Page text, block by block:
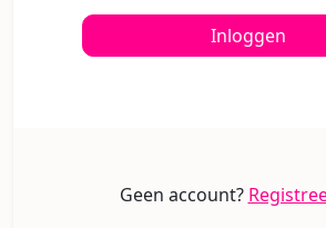
Inloggen
Geen account?